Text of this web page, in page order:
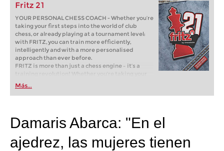
Fritz 21
YOUR PERSONAL CHESS COACH - Whether you’re
taking your first steps into the world of club
chess, or already playing at a tournament level:
with FRITZ, you can train more efficiently,
intelligently and with a more personalised
approach than ever before.
FRITZ is more than just a chess engine – it’s a
training revolution! Whether you’re taking your
first steps into the world of club chess, or already
playing at a tournament level: with FRITZ, you can
train more efficiently, intelligently and with a
Más...
Damaris Abarca: "En el
ajedrez, las mujeres tienen